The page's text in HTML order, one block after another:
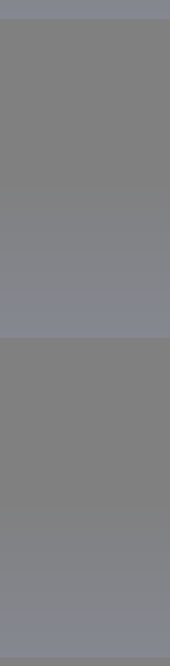
întotdeauna
meșteșugărești.
proeminent în
Crăciun: târgul
ocazia
cel mai bun târg
târg în anul
Frumoasele
înveșmântăm în
oferim și
tentațiilor? Deși
această
meteorologice
Budapesta
ambianței
oferă mai multe,
oportunități
deasupra,
sărbătorilor de
este din ce în ce